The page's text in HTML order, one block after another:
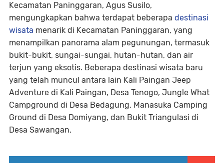
Kecamatan Paninggaran, Agus Susilo,
mengungkapkan bahwa terdapat beberapa destinasi
wisata menarik di Kecamatan Paninggaran, yang
menampilkan panorama alam pegunungan, termasuk
bukit-bukit, sungai-sungai, hutan-hutan, dan air
terjun yang eksotis. Beberapa destinasi wisata baru
yang telah muncul antara lain Kali Paingan Jeep
Adventure di Kali Paingan, Desa Tenogo, Jungle What
Campground di Desa Bedagung, Manasuka Camping
Ground di Desa Domiyang, dan Bukit Triangulasi di
Desa Sawangan.